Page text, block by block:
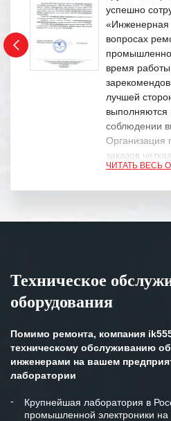
успешно
«Инженерная
вопросах
время
лучшей
выполняются
соблюдении
Организация
заказов
Особенно
готовность
Мы высоко
и
отношения и
ЧИТАТЬ ВЕСЬ
Техническое
оборудования
Помимо ремонта, компания
техническому обслуживанию
инженерами на вашем
лаборатории
Крупнейшая лаборатория в
промышленной электроники